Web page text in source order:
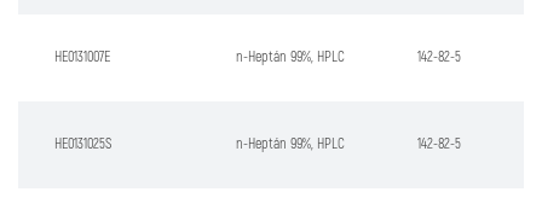
HE0131007E n-Heptán 99%, HPLC 142-82-5
HE0131025S n-Heptán 99%, HPLC 142-82-5